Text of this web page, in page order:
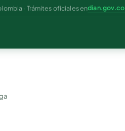
· Trámites oficiales endian.gov.co